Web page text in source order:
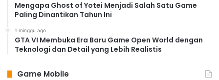
Mengapa Ghost of Yotei Menjadi Salah Satu Game
Paling Dinantikan Tahun Ini
1 minggu ago
GTA VI Membuka Era Baru Game Open World dengan
Teknologi dan Detail yang Lebih Realistis
Game Mobile